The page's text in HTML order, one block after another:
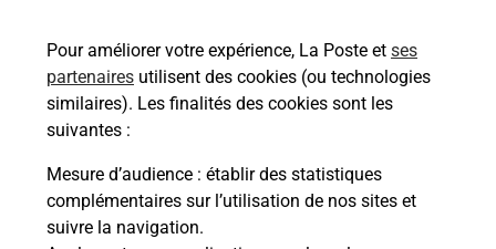
Pour améliorer votre expérience, La Poste et ses
partenaires utilisent des cookies (ou technologies
similaires). Les finalités des cookies sont les
suivantes :
Mesure d’audience : établir des statistiques
complémentaires sur l’utilisation de nos sites et
suivre la navigation.
Comment demander une
modification de livraison ?
Comment La Poste participe-t-elle